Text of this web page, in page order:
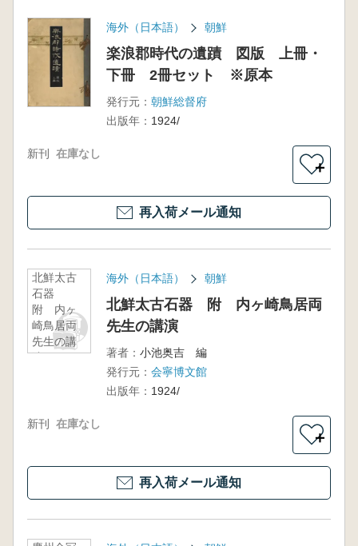
海外（日本語） 朝鮮
楽浪郡時代の遺蹟 図版 上冊・
下冊 2冊セット ※原本
発行元： 朝鮮総督府
出版年： 1924/
新刊 在庫なし
＋
再入荷メール通知
北鮮太古
石器
附 内ヶ
崎鳥居両
先生の講
演
海外（日本語） 朝鮮
北鮮太古石器 附 内ヶ崎鳥居両
先生の講演
著者： 小池奥吉 編
発行元： 会寧博文館
出版年： 1924/
新刊 在庫なし
＋
再入荷メール通知